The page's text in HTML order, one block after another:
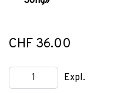
CHF 36.00
Expl.